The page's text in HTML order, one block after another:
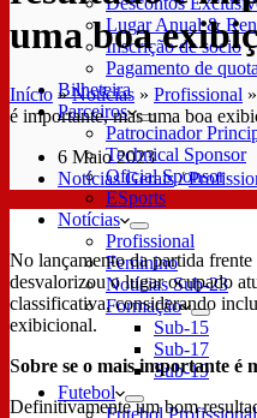
Lugar Anual &
Inscrição de sócio
Pagamento de
Bilheteira
Parceiros
Patrocinador
Technical Sponsor
Oficial Sponsor
ESports
Notícias
Profissional
Feminino
Notícias Sub-23
Formação
Sub-15
Sub-17
Sub-19
Futebol
Futebol Profissional
uma boa
Início »Notícias » Profissional »
é importante, mas uma boa
6 Maio 2023
Notícias Gerais/
No lançamento da partida
desvalorizou o lugar ocupado
classificativa, considerando
exibicional.
Sobre se o mais importante é
Definitivamente um bom